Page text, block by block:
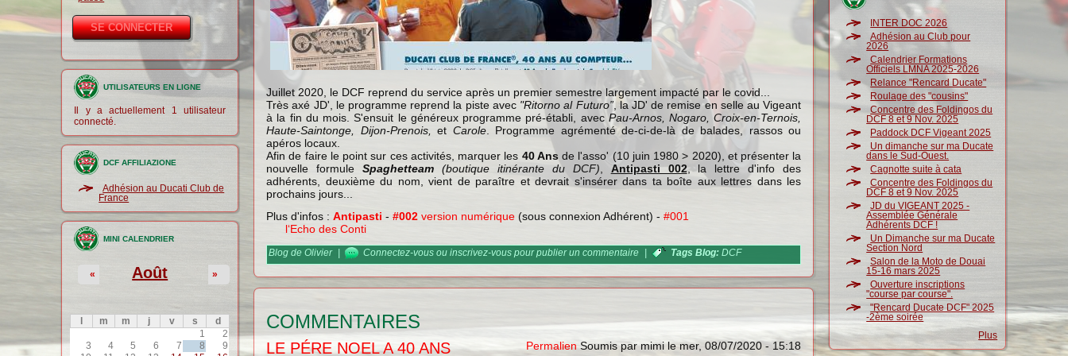
UTILISATEURS EN LIGNE
Il y a actuellement 1 utilisateur
connecté.
DCF AFFILIAZIONE
Adhésion au Ducati Club de
France
MINI CALENDRIER
Août
« »
m m j v s
d
1
2
3
4 5 6 7 8
9
Juillet 2020, le DCF reprend du service après un premier semestre largement impacté par le covid...
Très axé JD', le programme reprend la piste avec "Ritorno al Futuro”, la JD' de remise en selle au Vigeant
à la fin du mois. S'ensuit le généreux programme pré-établi, avec Pau-Arnos, Nogaro, Croix-en-Ternois,
Haute-Saintonge, Dijon-Prenois,
et Carole. Programme agrémenté de-ci-de-là de balades, rassos ou
apéros locaux.
Afin de faire le point sur ces activités, marquer les 40 Ans de l'asso' (10 juin 1980 > 2020), et présenter la
nouvelle formuleSpaghetteam (boutique itinérante du DCF) Antipasti 002, la lettre d'info des
adhérents, deuxième du nom, vient de paraître et devrait s'insérer dans ta boîte aux lettres dans les
prochains jours...
Plus d'infos :Antipasti -#002 version numérique (sous connexion Adhérent) -#001
l‘Echo des Conti
Blog de Olivier | Connectez-vous ouinscrivez-vous pour publier un commentaire | Tags Blog:DCF
COMMENTAIRES
Permalien Soumis parmimilemer, 08/07/2020 - 15:18
LE PÉRE NOEL A 40 ANS
INTER DOC 2026
Adhésion au Club pour
2026
Calendrier Formations
Officiels LMNA 2025-2026
Relance "Rencard Ducate"
Roulage des "cousins"
Concentre des Foldingos du
DCF 8 et 9 Nov. 2025
Paddock DCF Vigeant 2025
Un dimanche sur ma Ducate
dans le Sud-Ouest.
Cagnotte suite à cata
Concentre des Foldingos du
DCF 8 et 9 Nov. 2025
JD du VIGEANT 2025 -
Assemblée Générale
Adhérents DCF !
Un Dimanche sur ma Ducate
Section Nord
Salon de la Moto de Douai
15-16 mars 2025
Ouverture inscriptions
"course par course".
"Rencard Ducate DCF" 2025
-2ème soirée
Plus